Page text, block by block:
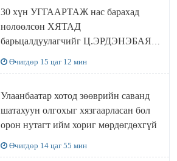
30 хүн УГГААРТАЖ нас барахад
нөлөөлсөн ХЯТАД
барьцалдуулагчийг Ц.ЭРДЭНЭБАЯР
Өчигдөр 15 цаг 12 мин
Улаанбаатар хотод зөөврийн саванд
шатахуун олгохыг хязгаарласан бол
орон нутагт ийм хориг мөрдөгдөхгүй
Өчигдөр 14 цаг 55 мин